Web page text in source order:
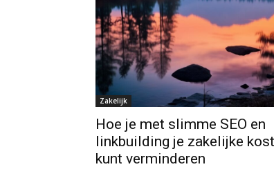
Zakelijk
Hoe je met slimme SEO en
linkbuilding je zakelijke
kunt verminderen